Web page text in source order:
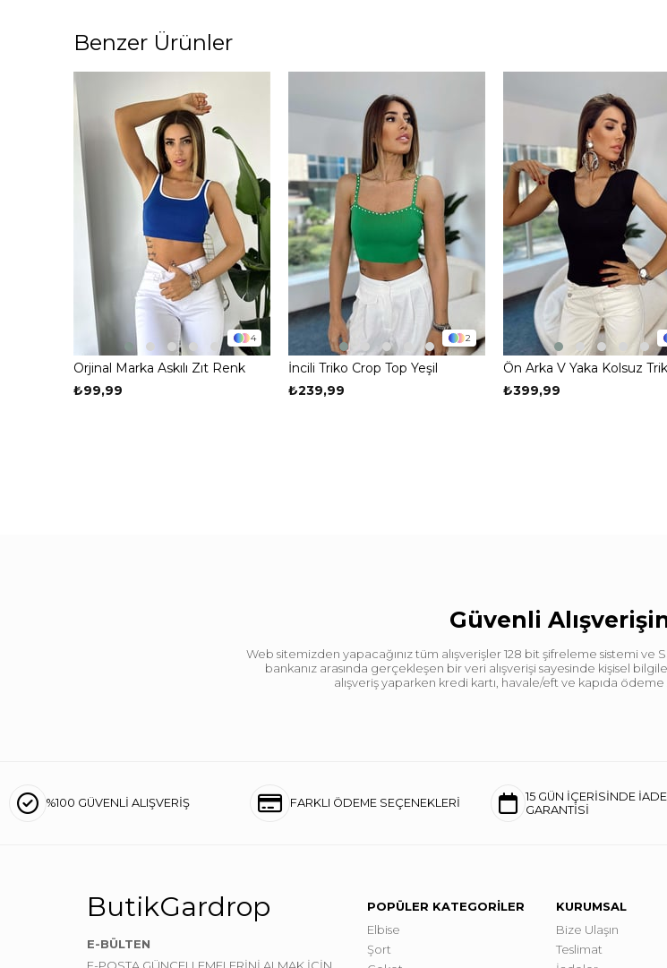
Benzer Ürünler
4
Orjinal Marka Askılı Zıt Renk
Fitilli Crop Mavi
₺99,99
2
İncili Triko Crop Top Yeşil
₺239,99
Ön Arka V Yaka Kolsuz
Bluz Siyah
₺399,99
Güvenli
Web sitemizden yapacağınız tüm alışverişler 128 bit şifreleme sistemi ve
bankanız arasında gerçekleşen bir veri alışverişi sayesinde kişisel
alışveriş yaparken kredi kartı, havale/eft ve kapıda
%100 GÜVENLİ ALIŞVERİŞ FARKLI ÖDEME SEÇENEKLERİ
15 GÜN İÇERİSİNDE İADE
GARANTİSİ
ButikGardrop
E-BÜLTEN
E-POSTA GÜNCELLEMELERİNİ ALMAK İÇİN
POPÜLER KATEGORİLER
Elbise
Şort
KURUMSAL
Bize Ulaşın
Teslimat